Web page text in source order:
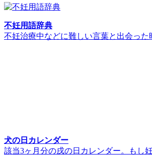
不妊用語辞典
不妊治療中などに難しい言葉と出会った
犬の日カレンダー
該当3ヶ月分の戌の日カレンダー。もし